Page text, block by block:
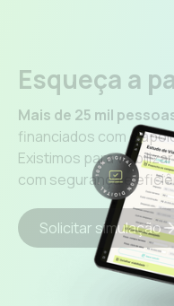
Esqueça a
Mais de 25 mil
financiados com o
Existimos para
com segurança e
Solicitar simulação